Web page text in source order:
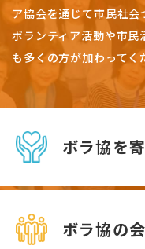
ア協会を通じて市民社会
ボランティア活動や市
も多くの方が加わってく
ボラ協を
ボラ協の